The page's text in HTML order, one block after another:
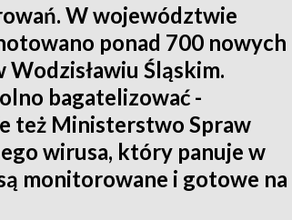
W województwie
ponad 700 nowych
Śląskim.
bagatelizować -
też Ministerstwo Spraw
wirusa, który panuje w
monitorowane i gotowe na